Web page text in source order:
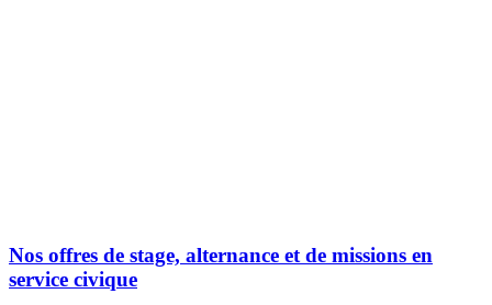
Nos offres de stage, alternance et de missions en
service civique